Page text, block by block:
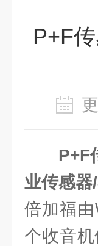
P+F
P+F
业传感
倍加福
个收音